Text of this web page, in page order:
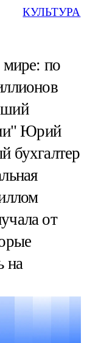
КУЛЬТУРА
мире: по
Юрий
бухгалтер
от
на